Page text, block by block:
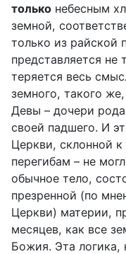
только небесным
земной,
только из райской
представляется не
теряется весь
земного, такого
Девы – дочери
своей падшего. И
Церкви, склонной
перегибам – не
обычное тело,
презренной (по
Церкви) материи,
месяцев, как все
Божия. Эта логика,